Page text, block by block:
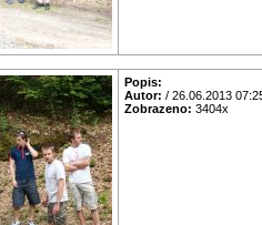
Popis:
Autor: / 26.06.2013
Zobrazeno: 3404x